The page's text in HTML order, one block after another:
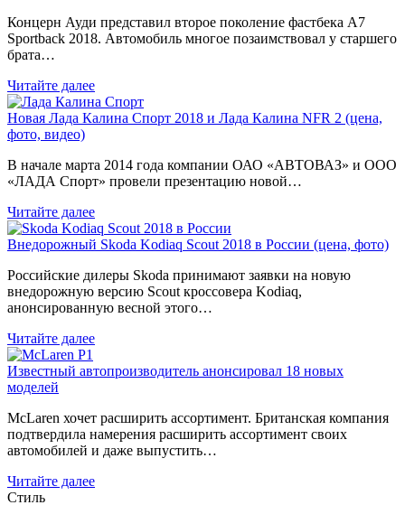
Концерн Ауди представил второе поколение фастбека A7
Sportback 2018. Автомобиль многое позаимствовал у старшего
брата…
Читайте далее
Новая Лада Калина Спорт 2018 и Лада Калина NFR 2 (цена,
фото, видео)
В начале марта 2014 года компании ОАО «АВТОВАЗ» и ООО
«ЛАДА Спорт» провели презентацию новой…
Читайте далее
Внедорожный Skoda Kodiaq Scout 2018 в России (цена, фото)
Российские дилеры Skoda принимают заявки на новую
внедорожную версию Scout кроссовера Kodiaq,
анонсированную весной этого…
Читайте далее
Известный автопроизводитель анонсировал 18 новых
моделей
McLaren хочет расширить ассортимент. Британская компания
подтвердила намерения расширить ассортимент своих
автомобилей и даже выпустить…
Читайте далее
Стиль